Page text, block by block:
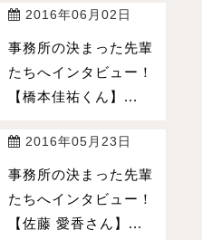
2016年06月02日
事務所の決まった先輩
たちへインタビュー！
【橋本佳祐くん】...
2016年05月23日
事務所の決まった先輩
たちへインタビュー！
【佐藤 愛香さん】...